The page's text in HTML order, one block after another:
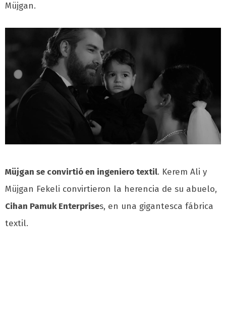
Müjgan.
Müjgan se convirtió en ingeniero textil. Kerem Ali y
Müjgan Fekeli convirtieron la herencia de su abuelo,
Cihan Pamuk Enterprises, en una gigantesca fábrica
textil.